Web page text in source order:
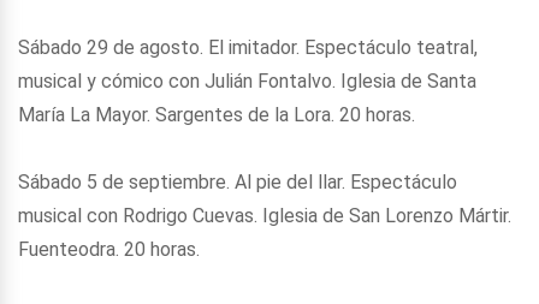
Sábado 29 de agosto. El imitador. Espectáculo teatral,
musical y cómico con Julián Fontalvo. Iglesia de Santa
María La Mayor. Sargentes de la Lora. 20 horas.
Sábado 5 de septiembre. Al pie del llar. Espectáculo
musical con Rodrigo Cuevas. Iglesia de San Lorenzo Mártir.
Fuenteodra. 20 horas.